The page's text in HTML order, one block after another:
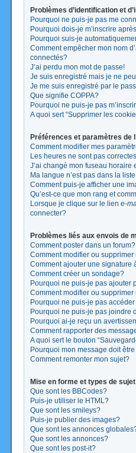
Problèmes d’identification et
Pourquoi ne puis-je pas me
Pourquoi dois-je m’inscrire
Pourquoi suis-je
Comment empêcher mon nom
connectés?
J’ai perdu mon mot de passe!
Je suis enregistré mais je ne
Je me suis enregistré par le
Que signifie COPPA?
Pourquoi ne puis-je pas
A quoi sert “Supprimer les
Préférences et paramètres de
Comment modifier mes
Les heures ne sont pas
J’ai changé mon fuseau horaire
Ma langue n’est pas dans la
Comment puis-je afficher une
Qu’est-ce que mon rang et
Lorsque je clique sur le lien e-
connecter?
Problèmes liés aux envois de
Comment poster dans un forum?
Comment modifier ou supprimer
Comment ajouter une signature
Comment créer un sondage?
Pourquoi ne puis-je pas ajouter
Comment modifier ou supprimer
Pourquoi ne puis-je pas
Pourquoi ne puis-je pas joindre
Pourquoi ai-je reçu un
Comment rapporter des
A quoi sert le bouton
Pourquoi mon message doit
Comment remonter mon sujet?
Mise en forme et types de sujet
Que sont les BBCodes?
Puis-je utiliser le HTML?
Que sont les smileys?
Puis-je publier des images?
Que sont les annonces
Que sont les annonces?
Que sont les post-it?